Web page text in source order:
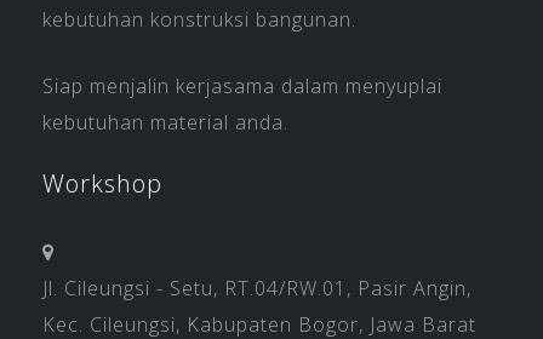
kebutuhan konstruksi bangunan.
Siap menjalin kerjasama dalam menyuplai
kebutuhan material anda.
Workshop
Jl. Cileungsi - Setu, RT.04/RW.01, Pasir Angin,
Kec. Cileungsi, Kabupaten Bogor, Jawa Barat